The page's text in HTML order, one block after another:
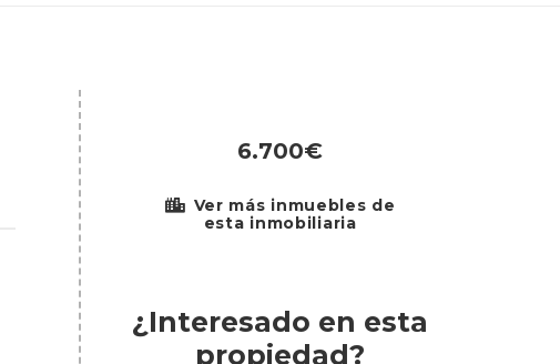
6.700€
Ver más inmuebles de
esta inmobiliaria
¿Interesado en esta
propiedad?